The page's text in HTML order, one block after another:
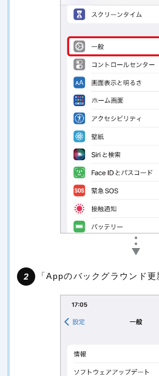
「Appのバックグラウンド更